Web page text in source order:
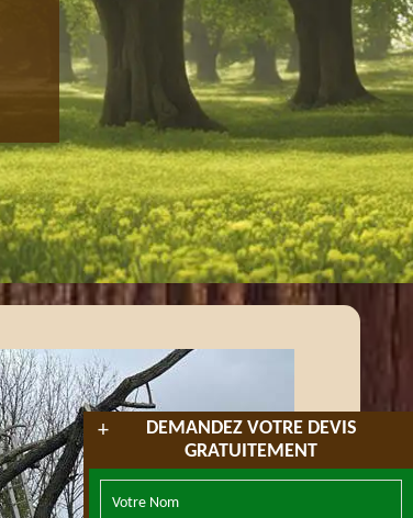
+
DEMANDEZ VOTRE DEVIS
GRATUITEMENT
de doute sur vos arbres, appelez nos professionnels